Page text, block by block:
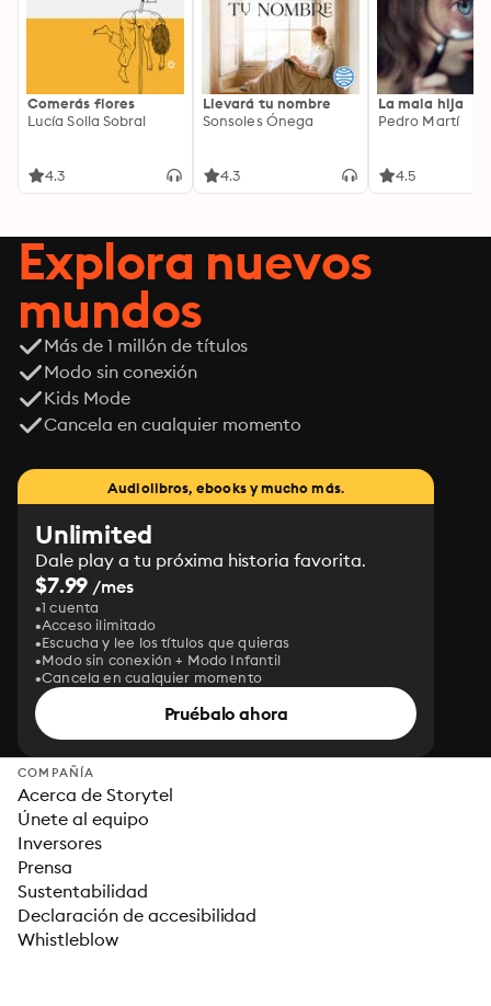
Comerás flores
Lucía Solla Sobral
4.3
Llevará tu nombre
Sonsoles Ónega
4.3
La mala hija
Pedro Martí
4.5
Explora nuevos
mundos
Más de 1 millón de títulos
Modo sin conexión
Kids Mode
Cancela en cualquier momento
Audiolibros, ebooks y mucho más.
Unlimited
Dale play a tu próxima historia favorita.
$7.99 /mes
1 cuenta
Acceso ilimitado
Escucha y lee los títulos que quieras
Modo sin conexión + Modo Infantil
Cancela en cualquier momento
Pruébalo ahora
COMPAÑÍA
Acerca de Storytel
Únete al equipo
Inversores
Prensa
Sustentabilidad
Declaración de accesibilidad
Whistleblow